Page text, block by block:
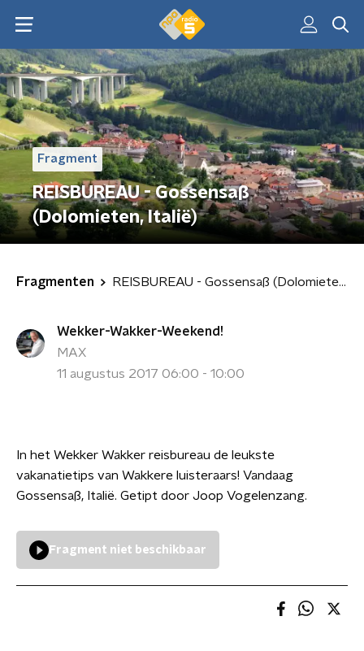
Fragment
REISBUREAU - Gossensaß
(Dolomieten, Italië)
Fragmenten REISBUREAU - Gossensaß (Dolomieten, Italië)
Wekker-Wakker-Weekend!
MAX
11 augustus 2017 06:00 - 10:00
In het Wekker Wakker reisbureau de leukste
vakanatietips van Wakkere luisteraars! Vandaag
Gossensaß, Italië. Getipt door Joop Vogelenzang.
Fragment niet beschikbaar